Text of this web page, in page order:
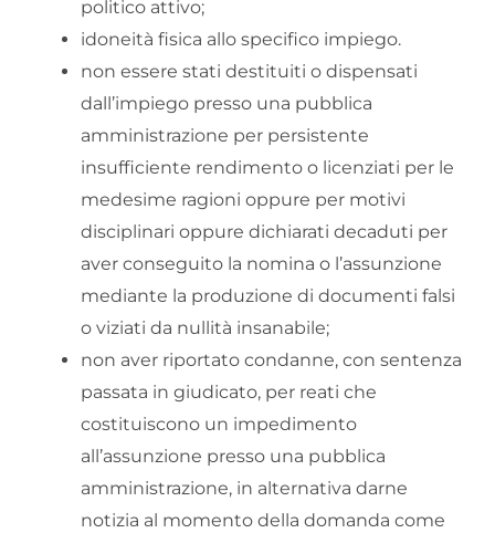
politico attivo;
idoneità fisica allo specifico impiego.
non essere stati destituiti o dispensati
dall’impiego presso una pubblica
amministrazione per persistente
insufficiente rendimento o licenziati per le
medesime ragioni oppure per motivi
disciplinari oppure dichiarati decaduti per
aver conseguito la nomina o l’assunzione
mediante la produzione di documenti falsi
o viziati da nullità insanabile;
non aver riportato condanne, con sentenza
passata in giudicato, per reati che
costituiscono un impedimento
all’assunzione presso una pubblica
amministrazione, in alternativa darne
notizia al momento della domanda come